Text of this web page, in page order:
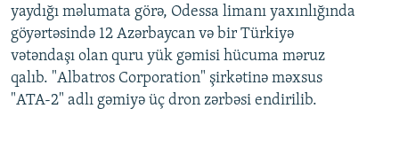
yaydığı məlumata görə, Odessa limanı yaxınlığında
göyərtəsində 12 Azərbaycan və bir Türkiyə
vətəndaşı olan quru yük gəmisi hücuma məruz
qalıb. "Albatros Corporation" şirkətinə məxsus
"ATA-2" adlı gəmiyə üç dron zərbəsi endirilib.